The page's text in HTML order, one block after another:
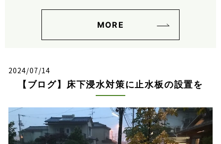
MORE
2024/07/14
【ブログ】床下浸水対策に止水板の設置を